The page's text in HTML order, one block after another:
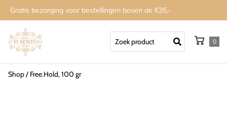
Gratis bezorging voor bestellingen boven de €35,-
0
Shop/ Free.Hold, 100 gr